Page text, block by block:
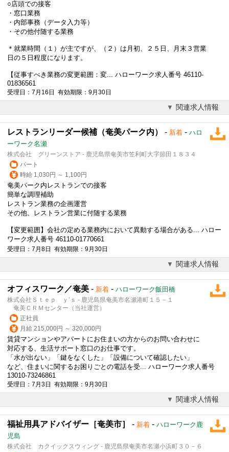
○店頭での接客
・窓口業務
・内部事務（データ入力等）
・その他付随する業務
＊就業時間（１）が主ですが、（２）は月初、２５日、月末３ 営業
日の５日程度になります。
【従事すべき業務の変更範囲：変... ハローワーク求人番号 46110-
01836561
受理日：7月16日 有効期限：9月30日
関連求人情報
レストランリーダー候補（奄美パーク内） - 新着 - ハロ
ーワーク名瀬
株式会社 グリーンストア - 鹿児島県奄美市笠利町大字節田１８３４
パート
時給 1,030円 ～ 1,100円
奄美パーク内レストランでの接客
簡単な調理補助
レストラン業務の企画運営
その他、レストラン営業に付随する業務
【変更範囲】会社の定める業務内において異動する場合がある... ハロー
ワーク求人番号 46110-01770661
受理日：7月8日 有効期限：9月30日
関連求人情報
オフィスワーク／奄美 - 新着 - ハローワーク飯田橋
株式会社Ｓｔｅｐ ｙ’ｓ - 鹿児島県奄美市名瀬港町１５－１
奄美ＣＲＭセンター（当社運営）
正社員
月給 215,000円 ～ 320,000円
賃貸マンションやアパートにお住まいの方からのお問い合わせに
対応する、生活サポート窓口のお仕事です。
「水が出ない」「鍵をなくした」「設備について確認したい」
など、住まいに関するお困りごとの電話を受... ハローワーク求人番号
13010-73246861
受理日：7月3日 有効期限：9月30日
関連求人情報
福祉用具アドバイザー［奄美市］ - 新着 - ハローワーク鹿
児島
株式会社 カクイックスウィング - 鹿児島県奄美市名瀬小浜町３０－６